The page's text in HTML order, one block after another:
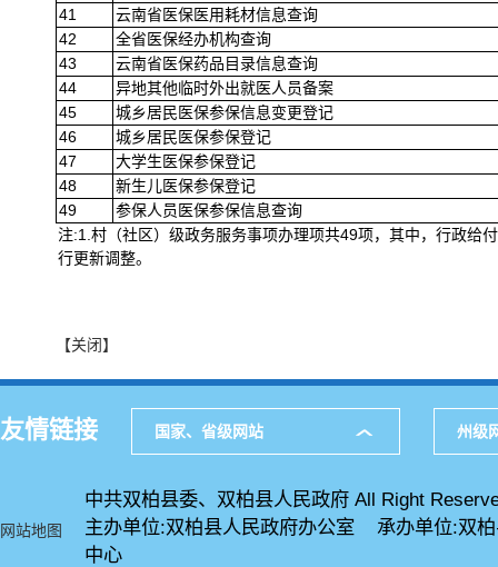
41 云南省医保医用耗材信息查询
42 全省医保经办机构查询
43 云南省医保药品目录信息查询
44 异地其他临时外出就医人员备案
45 城乡居民医保参保信息变更登记
46 城乡居民医保参保登记
47 大学生医保参保登记
48 新生儿医保参保登记
49
参保人员医保参保信息查询
注:1. 村（社区）级政务服务事项办理项共49项，其中，行政给付
行更新调整。
【关闭】
友情链接 国家、省级网站 州级
网站地图
中共双柏县委、双柏县人民政府 All Right
主办单位:双柏县人民政府办公室 承办单位:双
中心